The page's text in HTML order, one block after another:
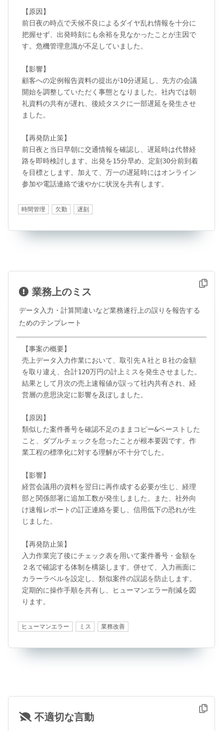
【原因】
前日夜の時点で天候不良によるダイヤ乱れ情報を十分に
把握せず、出発時刻にも余裕を見なかったことが主因で
す。危機管理意識が不足していました。
【影響】
顧客への定例報告資料の提出が10分遅延し、先方の会議
開始を調整していただく事態となりました。社内では朝
礼資料の共有が遅れ、後続タスクに一部遅延を発生させ
ました。
【再発防止策】
前日夜と当日早朝に交通情報を確認し、遅延時は代替経
路を即時検討します。出発を15分早め、定刻30分前到着
を目標とします。加えて、万一の遅延時にはオンライン
参加や電話連絡で速やかに状況を共有します。
時間管理 欠勤 遅刻
業務上のミス
データ入力・計算間違いなど業務遂行上の誤りを報告する
ためのテンプレート
【事案の概要】
売上データ入力作業において、取引先Ａ社とＢ社の金額
を取り違え、合計120万円の計上ミスを発生させました。
結果として月次の売上速報値が誤って社内共有され、経
営層の意思決定に影響を及ぼしました。
【原因】
類似した案件番号を確認不足のままコピー&ペーストした
こと、ダブルチェックを怠ったことが根本要因です。作
業工程の標準化に対する理解が不十分でした。
【影響】
経営会議用の資料を翌日に再作成する必要が生じ、経理
部と関係部署に追加工数が発生しました。また、社外向
け速報レポートの訂正連絡を要し、信用低下の恐れが生
じました。
【再発防止策】
入力作業完了後にチェック表を用いて案件番号・金額を
２名で確認する体制を構築します。併せて、入力画面に
カラーラベルを設定し、類似案件の誤認を防止します。
定期的に操作手順を共有し、ヒューマンエラー削減を図
ります。
ヒューマンエラー ミス 業務改善
不適切な言動